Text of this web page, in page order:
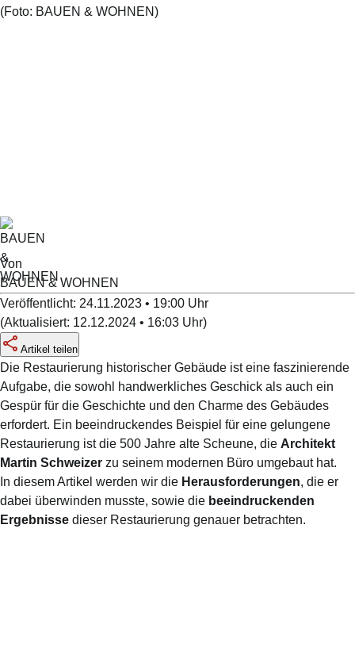
(Foto: BAUEN & WOHNEN)
Von
BAUEN & WOHNEN
Veröffentlicht: 24.11.2023 • 19:00 Uhr
(Aktualisiert: 12.12.2024 • 16:03 Uhr)
Artikel teilen
Die Restaurierung historischer Gebäude ist eine faszinierende
Aufgabe, die sowohl handwerkliches Geschick als auch ein
Gespür für die Geschichte und den Charme des Gebäudes
erfordert. Ein beeindruckendes Beispiel für eine gelungene
Restaurierung ist die 500 Jahre alte Scheune, die Architekt
Martin Schweizer zu seinem modernen Büro umgebaut hat.
In diesem Artikel werden wir die Herausforderungen, die er
dabei überwinden musste, sowie die beeindruckenden
Ergebnisse dieser Restaurierung genauer betrachten.